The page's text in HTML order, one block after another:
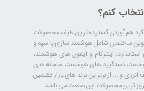
کنم؟
گرد هم آوردن گسترده ترین طیف محصولات
ساختمان شامل هوشمند سازی با سیم و
اینترکام و آیفون های هوشمند،
دستگیره های هوشمند، سامانه های
و ... از برترین برند های بازار تضمین
ترین محصولات این صنعت می باشد.